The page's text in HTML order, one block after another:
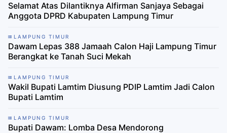
Selamat Atas Dilantiknya Alfirman Sanjaya Sebagai
Anggota DPRD Kabupaten Lampung Timur
LAMPUNG TIMUR
Dawam Lepas 388 Jamaah Calon Haji Lampung Timur
Berangkat ke Tanah Suci Mekah
LAMPUNG TIMUR
Wakil Bupati Lamtim Diusung PDIP Lamtim Jadi Calon
Bupati Lamtim
LAMPUNG TIMUR
Bupati Dawam: Lomba Desa Mendorong